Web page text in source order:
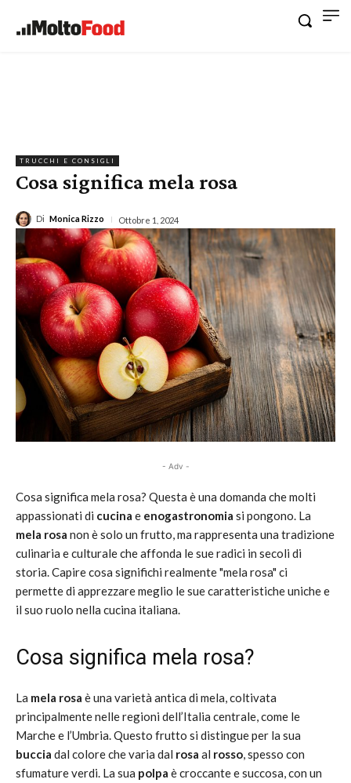
TRUCCHI E CONSIGLI
Cosa significa mela rosa
Di Monica Rizzo Ottobre 1, 2024
- Adv -
Cosa significa mela rosa? Questa è una domanda che molti
appassionati di cucina e enogastronomia si pongono. La
mela rosa non è solo un frutto, ma rappresenta una tradizione
culinaria e culturale che affonda le sue radici in secoli di
storia. Capire cosa significhi realmente "mela rosa" ci
permette di apprezzare meglio le sue caratteristiche uniche e
il suo ruolo nella cucina italiana.
Cosa significa mela rosa?
La mela rosa è una varietà antica di mela, coltivata
principalmente nelle regioni dell’Italia centrale, come le
Marche e l’Umbria. Questo frutto si distingue per la sua
buccia dal colore che varia dal rosa al rosso, spesso con
sfumature verdi. La sua polpa è croccante e succosa, con un